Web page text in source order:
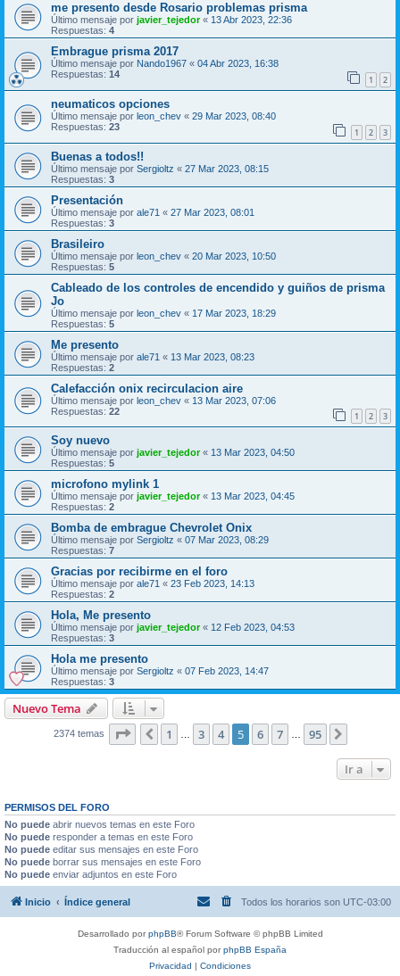
me presento desde Rosario problemas prisma
Último mensaje por javier_tejedor« 13 Abr 2023, 22:36
Respuestas: 4
Embrague prisma 2017
Último mensaje por Nando1967 « 04 Abr 2023, 16:38
Respuestas: 14 1 2
neumaticos opciones
Último mensaje por leon_chev « 29 Mar 2023, 08:40
Respuestas: 23 1 2 3
Buenas a todos!!
Último mensaje por Sergioltz « 27 Mar 2023, 08:15
Respuestas: 3
Presentación
Último mensaje por ale71 « 27 Mar 2023, 08:01
Respuestas: 3
Brasileiro
Último mensaje por leon_chev « 20 Mar 2023, 10:50
Respuestas: 5
Cableado de los controles de encendido y guiños de prisma
Jo
Último mensaje por leon_chev « 17 Mar 2023, 18:29
Respuestas: 5
Me presento
Último mensaje por ale71 « 13 Mar 2023, 08:23
Respuestas: 2
Calefacción onix recirculacion aire
Último mensaje por leon_chev « 13 Mar 2023, 07:06
Respuestas: 22 1 2 3
Soy nuevo
Último mensaje por javier_tejedor« 13 Mar 2023, 04:50
Respuestas: 5
microfono mylink 1
Último mensaje por javier_tejedor« 13 Mar 2023, 04:45
Respuestas: 2
Bomba de embrague Chevrolet Onix
Último mensaje por Sergioltz « 07 Mar 2023, 08:29
Respuestas: 7
Gracias por recibirme en el foro
Último mensaje por ale71 « 23 Feb 2023, 14:13
Respuestas: 2
Hola, Me presento
Último mensaje por javier_tejedor« 12 Feb 2023, 04:53
Respuestas: 3
Hola me presento
Último mensaje por Sergioltz « 07 Feb 2023, 14:47
Respuestas: 3
Nuevo Tema
2374 temas Página de 95
Anterior
1 3 4 5 6 7 95
Ir a
PERMISOS DEL FORO
No puede abrir nuevos temas en este Foro
No puede responder a temas en este Foro
No puede editar sus mensajes en este Foro
No puede borrar sus mensajes en este Foro
No puede enviar adjuntos en este Foro
Inicio Índice general Todos los horarios son UTC-03:00
Desarrollado porphpBB® Forum Software © phpBB Limited
Traducción al español porphpBB España
Privacidad | Condiciones